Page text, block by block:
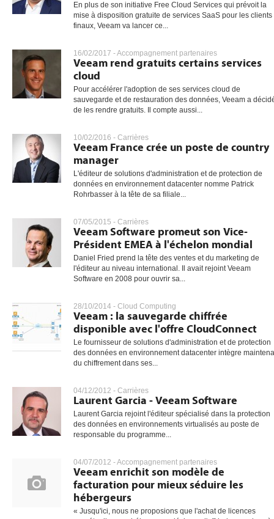
En plus de son initiative Free Cloud Services qui prévoit la
mise à disposition gratuite de services SaaS pour les clients
finaux, Veeam va lancer ce...
16/02/2017 -Accompagnement partenaires
Veeam rend gratuits certains services
cloud
Pour accélérer l'adoption de ses services cloud de
sauvegarde et de restauration des données, Veeam a
de les rendre gratuits. Il compte aussi...
10/02/2016 - Carrières
Veeam France crée un poste de country
manager
L'éditeur de solutions d'administration et de protection de
données en environnement datacenter nomme Patrick
Rohrbasser à la tête de sa filiale...
07/05/2015 - Carrières
Veeam Software promeut son Vice-
Président EMEA à l'échelon mondial
Daniel Fried prend la tête des ventes et du marketing de
l'éditeur au niveau international. Il avait rejoint Veeam
Software en 2008 pour ouvrir sa...
28/10/2014 - Cloud Computing
Veeam : la sauvegarde chiffrée
disponible avec l'offre CloudConnect
Le fournisseur de solutions d'administration et de protection
des données en environnement datacenter intègre
du chiffrement dans ses...
04/12/2012 - Carrières
Laurent Garcia - Veeam Software
Laurent Garcia rejoint l'éditeur spécialisé dans la protection
des données en environnements virtualisés au poste de
responsable du programme...
04/07/2012 -Accompagnement partenaires
Veeam enrichit son modèle de
facturation pour mieux séduire les
hébergeurs
« Jusqu'ici, nous ne proposions que l'achat de licences